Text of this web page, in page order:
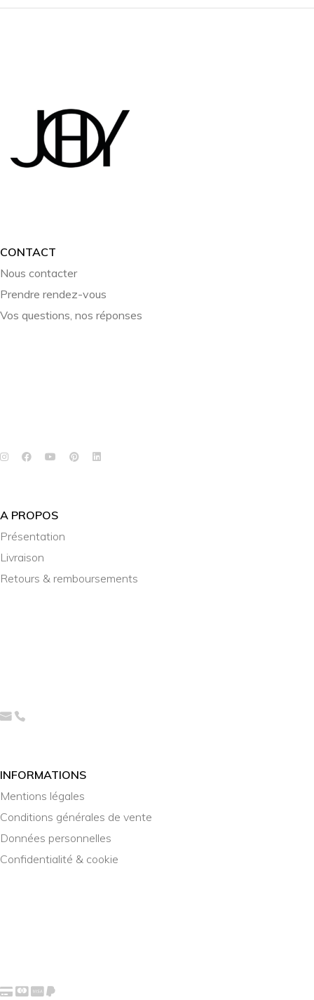
CONTACT
Nous contacter
Prendre rendez-vous
Vos questions, nos réponses
A PROPOS
Présentation
Livraison
Retours & remboursements
INFORMATIONS
Mentions légales
Conditions générales de vente
Données personnelles
Confidentialité & cookie